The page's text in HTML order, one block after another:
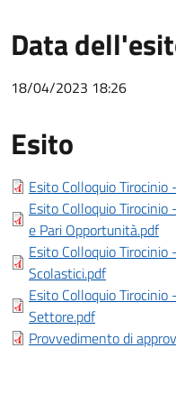
Data
18/04/2023 18:26
Esito
Esito bando
Esito Colloquio
Esito Colloquio
e Pari Opportunità.pdf
Esito Colloquio
Scolastici.pdf
Esito Colloquio Tirocinio
Settore.pdf
Provvedimento di